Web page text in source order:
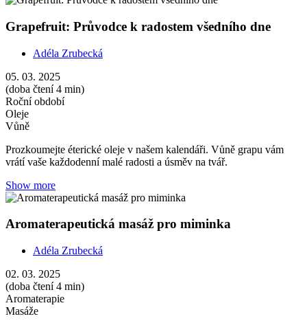
Grapefruit: Průvodce k radostem všedního dne
Adéla Zrubecká
05. 03. 2025
(doba čtení 4 min)
Roční období
Oleje
Vůně
Prozkoumejte éterické oleje v našem kalendáři. Vůně grapu vám
vrátí vaše každodenní malé radosti a úsměv na tvář.
Show more
Aromaterapeutická masáž pro miminka
Adéla Zrubecká
02. 03. 2025
(doba čtení 4 min)
Aromaterapie
Masáže